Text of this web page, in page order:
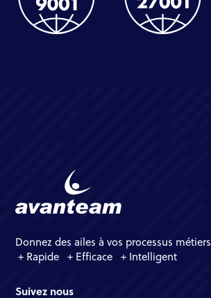
Donnez des ailes à vos processus métiers
+ Rapide + Efficace + Intelligent
Suivez nous